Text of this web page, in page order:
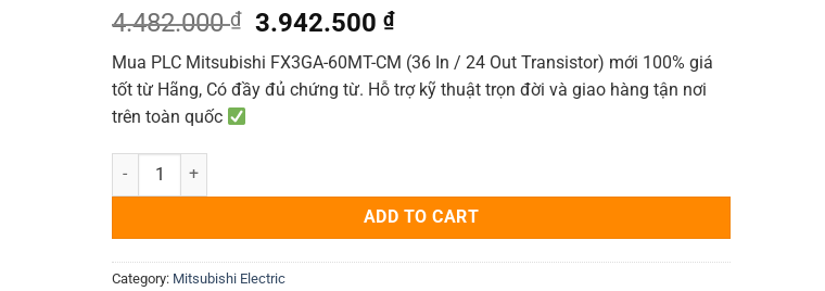
4.482.000₫
Original
price
was:
4.482.000 ₫.
3.942.500₫Current
price
is:
3.942.500 ₫.
Mua PLC Mitsubishi FX3GA-60MT-CM (36 In / 24 Out Transistor) mới 100% giá
tốt từ Hãng, Có đầy đủ chứng từ. Hỗ trợ kỹ thuật trọn đời và giao hàng tận nơi
trên toàn quốc
PLC Mitsubishi FX3GA-60MT-CM (36 In / 24 Out Transistor) quantity
ADD TO CART
Category: Mitsubishi Electric